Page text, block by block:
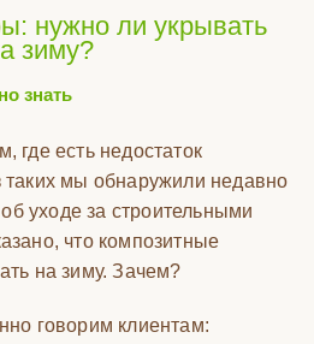
нужно ли укрывать
зиму?
знать
где есть недостаток
мы обнаружили недавно
уходе за строительными
что композитные
на зиму. Зачем?
говорим клиентам: